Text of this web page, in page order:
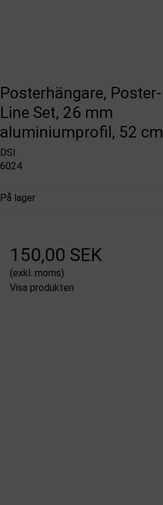
Posterhängare, Poster-
Line Set, 26 mm
aluminiumprofil, 52 cm
DSI
6024
På lager
150,00 SEK
(exkl. moms)
Visa produkten